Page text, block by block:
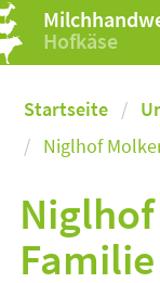
Hofkäse
Startseite
Niglhof